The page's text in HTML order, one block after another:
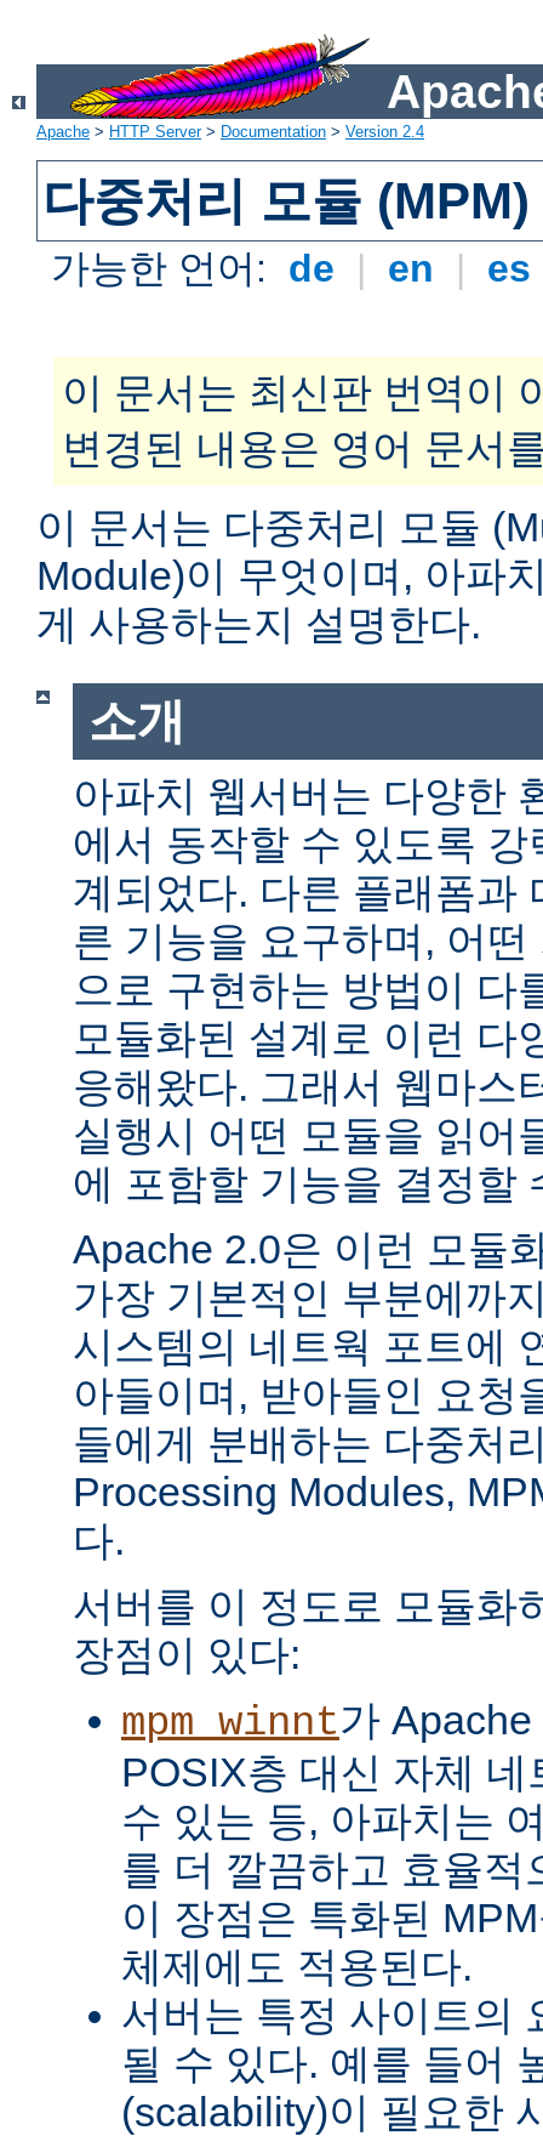
Apache > HTTP Server> Documentation > Version 2.4
다중처리 모듈 (MPM)
가능한 언어: de | en | es
이 문서는 최신판 번역이
변경된 내용은 영어 문서
이 문서는 다중처리 모듈
Module)이 무엇이며, 아파
게 사용하는지 설명한다.
소개
아파치 웹서버는 다양한
에서 동작할 수 있도록
계되었다. 다른 플래폼과
른 기능을 요구하며, 어
으로 구현하는 방법이 다
모듈화된 설계로 이런 다
응해왔다. 그래서 웹마스
실행시 어떤 모듈을 읽어
에 포함할 기능을 결정할
Apache 2.0은 이런 모듈
가장 기본적인 부분에까
시스템의 네트웍 포트에
아들이며, 받아들인 요청
들에게 분배하는 다중처
Processing Modules,
다.
서버를 이 정도로 모듈화
장점이 있다:
mpm_winnt가
POSIX층 대신 자체
수 있는 등, 아파치는
를 더 깔끔하고 효율적
이 장점은 특화된
체제에도 적용된다.
서버는 특정 사이트의
될 수 있다. 예를 들어
(scalability)이 필요한